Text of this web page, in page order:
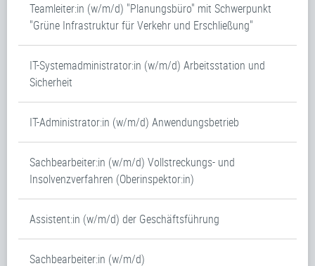
Teamleiter:in (w/m/d) "Planungsbüro" mit Schwerpunkt
"Grüne Infrastruktur für Verkehr und Erschließung"
IT-Systemadministrator:in (w/m/d) Arbeitsstation und
Sicherheit
IT-Administrator:in (w/m/d) Anwendungsbetrieb
Sachbearbeiter:in (w/m/d) Vollstreckungs- und
Insolvenzverfahren (Oberinspektor:in)
Assistent:in (w/m/d) der Geschäftsführung
Sachbearbeiter:in (w/m/d)